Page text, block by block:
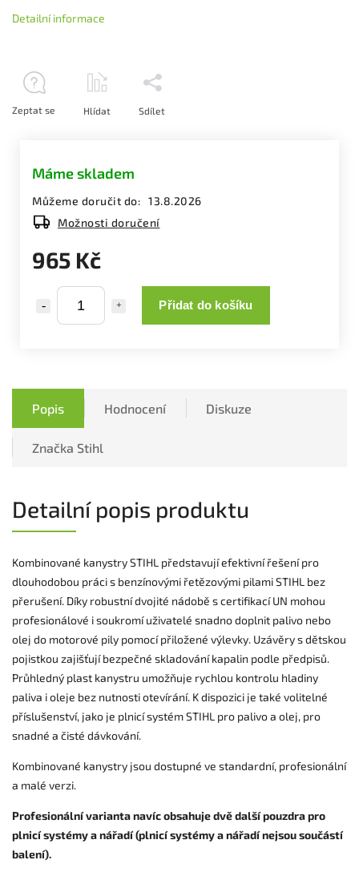
965 Kč
Přidat do košíku
Máme skladem
Můžeme doručit do: 13.8.2026
Možnosti doručení
Detailní informace
Zeptat se Hlídat Sdílet
Popis Hodnocení Diskuze
Značka Stihl
Detailní popis produktu
Kombinované kanystry STIHL představují efektivní řešení pro
dlouhodobou práci s benzínovými řetězovými pilami STIHL bez
přerušení. Díky robustní dvojité nádobě s certifikací UN mohou
profesionálové i soukromí uživatelé snadno doplnit palivo nebo
olej do motorové pily pomocí přiložené výlevky. Uzávěry s dětskou
pojistkou zajišťují bezpečné skladování kapalin podle předpisů.
Průhledný plast kanystru umožňuje rychlou kontrolu hladiny
paliva i oleje bez nutnosti otevírání. K dispozici je také volitelné
příslušenství, jako je plnicí systém STIHL pro palivo a olej, pro
snadné a čisté dávkování.
Kombinované kanystry jsou dostupné ve standardní, profesionální
a malé verzi.
Profesionální varianta navíc obsahuje dvě další pouzdra pro
plnicí systémy a nářadí (plnicí systémy a nářadí nejsou součástí
balení).